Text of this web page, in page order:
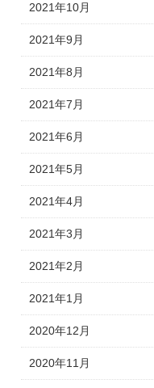
2021年10月
2021年9月
2021年8月
2021年7月
2021年6月
2021年5月
2021年4月
2021年3月
2021年2月
2021年1月
2020年12月
2020年11月